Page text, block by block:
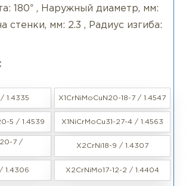
180° , Наружный диаметр, мм:
стенки, мм: 2.3 , Радиус изгиба:
/ 1.4335 X1CrNiMoCuN20-18-7 / 1.4547
5 / 1.4539 X1NiCrMoCu31-27-4 / 1.4563
20-7 /
X2CrNi18-9 / 1.4307
/ 1.4306 X2CrNiMo17-12-2 / 1.4404